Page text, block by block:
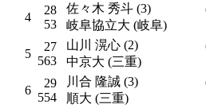
4
28
53
佐々木 秀斗 (3)
岐阜協立大 (岐阜)
5
27
563
山川 滉心 (2)
中京大 (三重)
6
29
554
川合 隆誠 (3)
順大 (三重)